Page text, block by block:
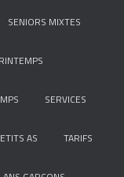
SENIORS MIXTES
SERVICES
AS TARIFS